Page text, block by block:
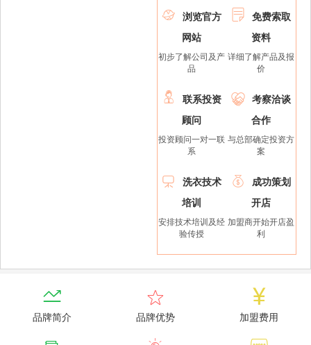

浏览官方
网站
初步了解公司及产
品

免费索取
资料
详细了解产品及报
价

联系投资
顾问
投资顾问一对一联
系

考察洽谈
合作
与总部确定投资方
案

洗衣技术
培训
安排技术培训及经
验传授

成功策划
开店
加盟商开始开店盈
利

品牌简介

品牌优势

加盟费用